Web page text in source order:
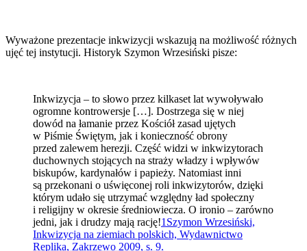
Wyważone prezentacje inkwizycji wskazują na możliwość różnych
ujęć tej instytucji. Historyk Szymon Wrzesiński pisze:
Inkwizycja – to słowo przez kilkaset lat wywoływało
ogromne kontrowersje […]. Dostrzega się w niej
dowód na łamanie przez Kościół zasad ujętych
w Piśmie Świętym, jak i konieczność obrony
przed zalewem herezji. Część widzi w inkwizytorach
duchownych stojących na straży władzy i wpływów
biskupów, kardynałów i papieży. Natomiast inni
są przekonani o uświęconej roli inkwizytorów, dzięki
którym udało się utrzymać względny ład społeczny
i religijny w okresie średniowiecza. O ironio – zarówno
jedni, jak i drudzy mają rację!1 Szymon Wrzesiński,
Inkwizycja na ziemiach polskich, Wydawnictwo
Replika, Zakrzewo 2009, s. 9.